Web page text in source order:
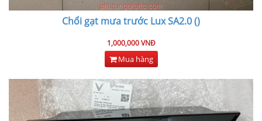
Chổi gạt mưa trước Lux SA2.0 ()
1,000,000 VNĐ
Mua hàng